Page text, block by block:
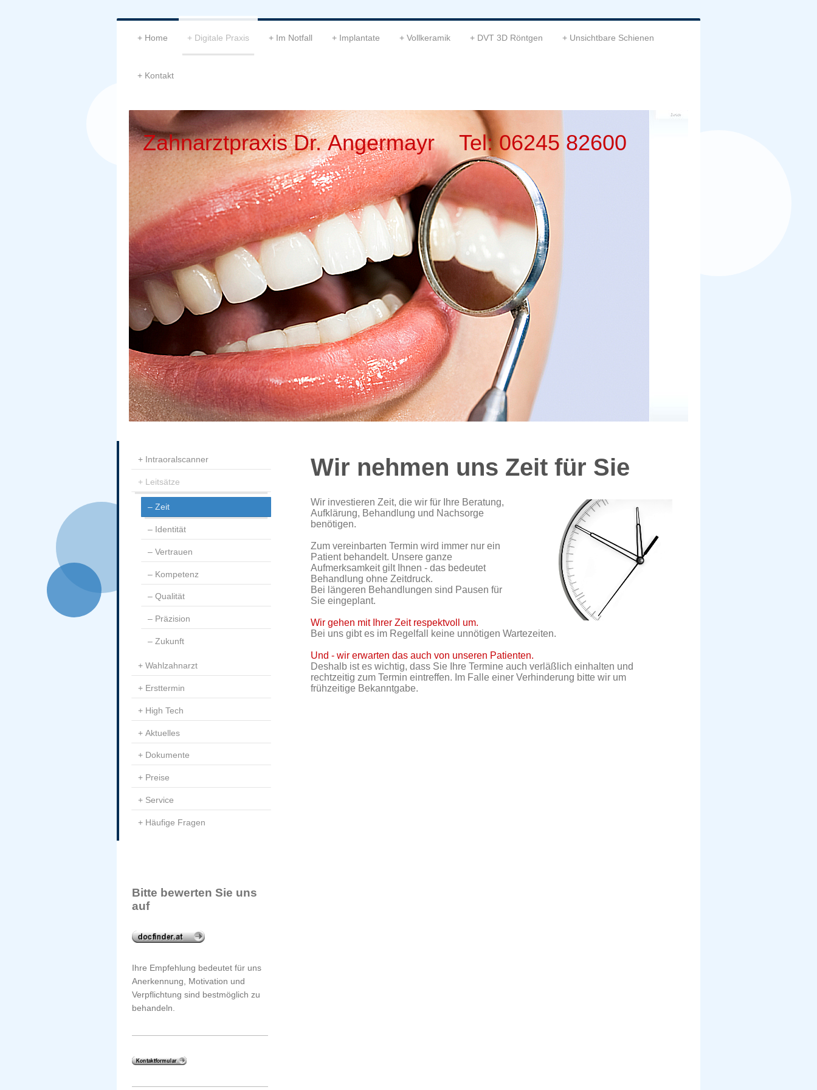
Home Digitale Praxis Im Notfall Implantate Vollkeramik DVT 3D Röntgen Unsichtbare Schienen
Kontakt
Zahnarztpraxis Dr. Angermayr Tel: 06245 82600
Wir nehmen uns Zeit für Sie
Wir investieren Zeit, die wir für Ihre Beratung,
Aufklärung, Behandlung und Nachsorge
benötigen.
Zum vereinbarten Termin wird immer nur ein
Patient behandelt. Unsere ganze
Aufmerksamkeit gilt Ihnen - das bedeutet
Behandlung ohne Zeitdruck.
Bei längeren Behandlungen sind Pausen für
Sie eingeplant.
Wir gehen mit Ihrer Zeit respektvoll um.
Bei uns gibt es im Regelfall keine unnötigen Wartezeiten.
Und - wir erwarten das auch von unseren Patienten.
Deshalb ist es wichtig, dass Sie Ihre Termine auch verläßlich einhalten und
rechtzeitig zum Termin eintreffen. Im Falle einer Verhinderung bitte wir um
frühzeitige Bekanntgabe.
Intraoralscanner
Leitsätze
Zeit
Identität
Vertrauen
Kompetenz
Qualität
Präzision
Zukunft
Wahlzahnarzt
Ersttermin
High Tech
Aktuelles
Dokumente
Preise
Service
Häufige Fragen
Bitte bewerten Sie uns
auf
Ihre Empfehlung bedeutet für uns
Anerkennung, Motivation und
Verpflichtung sind bestmöglich zu
behandeln.